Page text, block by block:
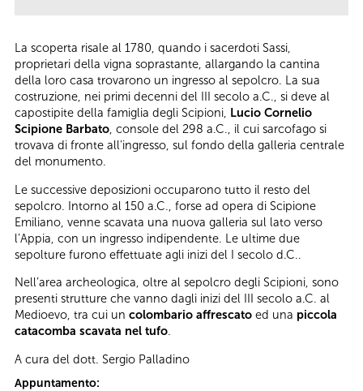
La scoperta risale al 1780, quando i sacerdoti Sassi,
proprietari della vigna soprastante, allargando la cantina
della loro casa trovarono un ingresso al sepolcro. La sua
costruzione, nei primi decenni del III secolo a.C., si deve al
capostipite della famiglia degli Scipioni, Lucio Cornelio
Scipione Barbato, console del 298 a.C., il cui sarcofago si
trovava di fronte all’ingresso, sul fondo della galleria centrale
del monumento.
Le successive deposizioni occuparono tutto il resto del
sepolcro. Intorno al 150 a.C., forse ad opera di Scipione
Emiliano, venne scavata una nuova galleria sul lato verso
l’Appia, con un ingresso indipendente. Le ultime due
sepolture furono effettuate agli inizi del I secolo d.C..
Nell’area archeologica, oltre al sepolcro degli Scipioni, sono
presenti strutture che vanno dagli inizi del III secolo a.C. al
Medioevo, tra cui un colombario affrescato ed una piccola
catacomba scavata nel tufo.
A cura del dott. Sergio Palladino
Appuntamento: